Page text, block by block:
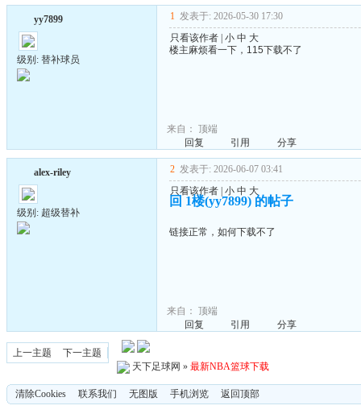
yy7899
级别: 替补球员
1 发表于: 2026-05-30 17:30
只看该作者 小 中 大
楼主麻烦看一下，115下载不了
来自： 顶端
回复
引用 分享
alex-riley
级别: 超级替补
2 发表于: 2026-06-07 03:41
只看该作者 小 中 大
回 1楼(yy7899) 的帖子
链接正常，如何下载不了
来自： 顶端
回复
引用 分享
上一主题
下一主题
天下足球网 » 最新NBA篮球下载
清除Cookies 联系我们 无图版 手机浏览 返回顶部